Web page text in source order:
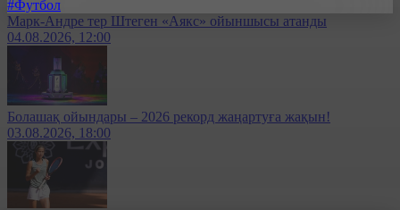
#Футбол
Марк-Андре тер Штеген «Аякс» ойыншысы атанды
04.08.2026, 12:00
Болашақ ойындары – 2026 рекорд жаңартуға жақын!
03.08.2026, 18:00